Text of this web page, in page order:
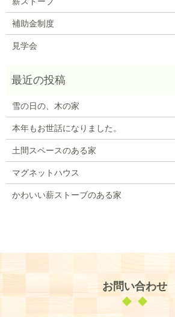
補助金制度
見学会
雪の日の、木の家
本年もお世話になりました。
土間スペースのある家
マグネットハウス
かわいい薪ストーブのある家
お問い合わせ